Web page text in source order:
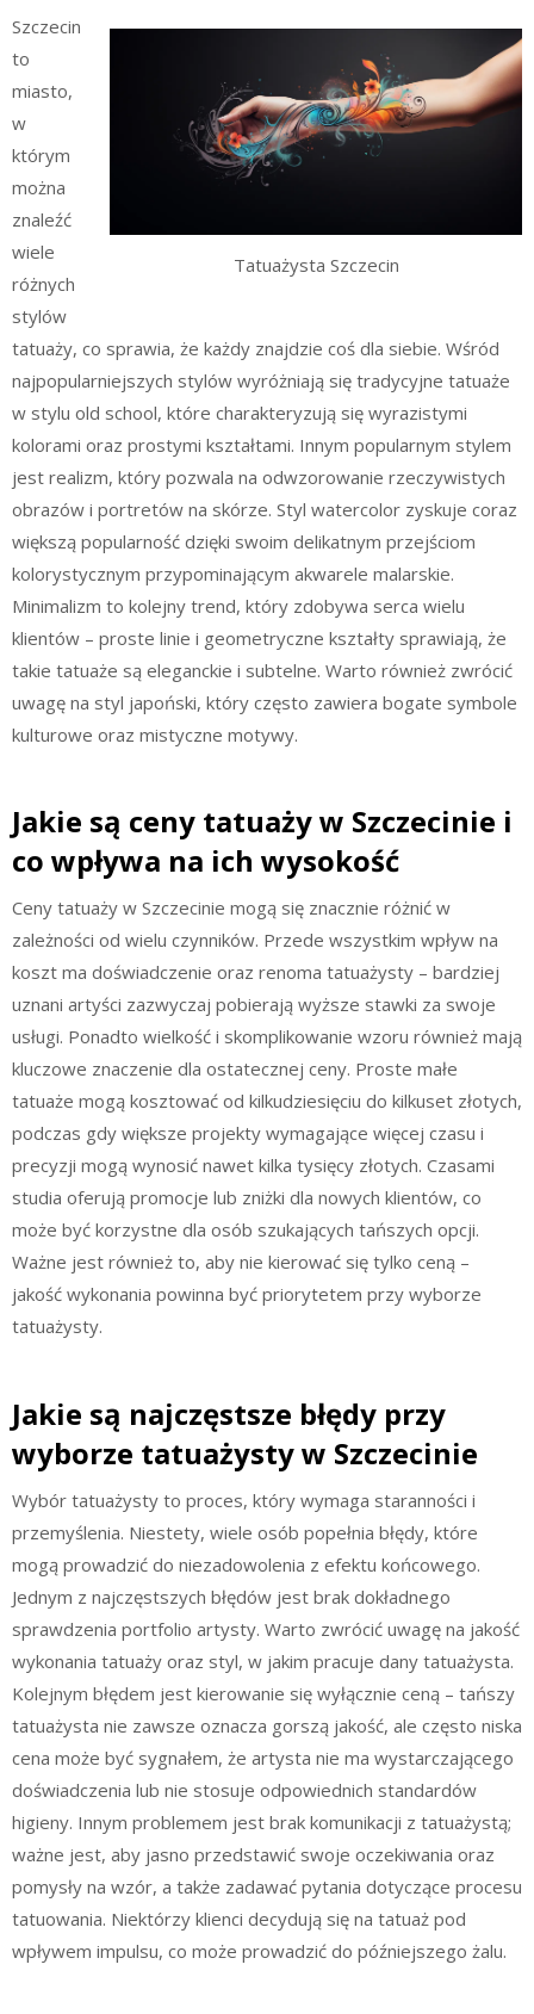
Tatuażysta Szczecin
Szczecin
to
miasto,
w
którym
można
znaleźć
wiele
różnych
stylów
tatuaży, co sprawia, że każdy znajdzie coś dla siebie. Wśród
najpopularniejszych stylów wyróżniają się tradycyjne tatuaże
w stylu old school, które charakteryzują się wyrazistymi
kolorami oraz prostymi kształtami. Innym popularnym stylem
jest realizm, który pozwala na odwzorowanie rzeczywistych
obrazów i portretów na skórze. Styl watercolor zyskuje coraz
większą popularność dzięki swoim delikatnym przejściom
kolorystycznym przypominającym akwarele malarskie.
Minimalizm to kolejny trend, który zdobywa serca wielu
klientów – proste linie i geometryczne kształty sprawiają, że
takie tatuaże są eleganckie i subtelne. Warto również zwrócić
uwagę na styl japoński, który często zawiera bogate symbole
kulturowe oraz mistyczne motywy.
Jakie są ceny tatuaży w Szczecinie i
co wpływa na ich wysokość
Ceny tatuaży w Szczecinie mogą się znacznie różnić w
zależności od wielu czynników. Przede wszystkim wpływ na
koszt ma doświadczenie oraz renoma tatuażysty – bardziej
uznani artyści zazwyczaj pobierają wyższe stawki za swoje
usługi. Ponadto wielkość i skomplikowanie wzoru również mają
kluczowe znaczenie dla ostatecznej ceny. Proste małe
tatuaże mogą kosztować od kilkudziesięciu do kilkuset złotych,
podczas gdy większe projekty wymagające więcej czasu i
precyzji mogą wynosić nawet kilka tysięcy złotych. Czasami
studia oferują promocje lub zniżki dla nowych klientów, co
może być korzystne dla osób szukających tańszych opcji.
Ważne jest również to, aby nie kierować się tylko ceną –
jakość wykonania powinna być priorytetem przy wyborze
tatuażysty.
Jakie są najczęstsze błędy przy
wyborze tatuażysty w Szczecinie
Wybór tatuażysty to proces, który wymaga staranności i
przemyślenia. Niestety, wiele osób popełnia błędy, które
mogą prowadzić do niezadowolenia z efektu końcowego.
Jednym z najczęstszych błędów jest brak dokładnego
sprawdzenia portfolio artysty. Warto zwrócić uwagę na jakość
wykonania tatuaży oraz styl, w jakim pracuje dany tatuażysta.
Kolejnym błędem jest kierowanie się wyłącznie ceną – tańszy
tatuażysta nie zawsze oznacza gorszą jakość, ale często niska
cena może być sygnałem, że artysta nie ma wystarczającego
doświadczenia lub nie stosuje odpowiednich standardów
higieny. Innym problemem jest brak komunikacji z tatuażystą;
ważne jest, aby jasno przedstawić swoje oczekiwania oraz
pomysły na wzór, a także zadawać pytania dotyczące procesu
tatuowania. Niektórzy klienci decydują się na tatuaż pod
wpływem impulsu, co może prowadzić do późniejszego żalu.